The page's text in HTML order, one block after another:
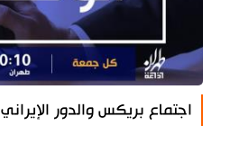
اجتماع بريكس والدور الإيراني